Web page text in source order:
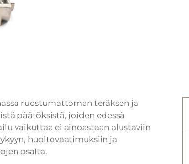
ruostumattoman teräksen ja
päätöksistä, joiden edessä
vaikuttaa ei ainoastaan alustaviin
huoltovaatimuksiin ja
osalta.